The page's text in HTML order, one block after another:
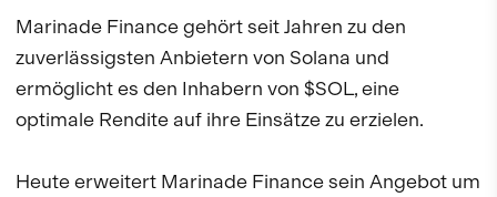
Marinade Finance gehört seit Jahren zu den
zuverlässigsten Anbietern von Solana und
ermöglicht es den Inhabern von $SOL, eine
optimale Rendite auf ihre Einsätze zu erzielen.
Heute erweitert Marinade Finance sein Angebot um